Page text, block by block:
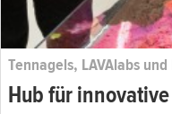
Tennagels, LAVAlabs
Hub für